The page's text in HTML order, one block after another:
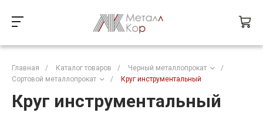
Главная / Каталог товаров / Черный металлопрокат
/
Сортовой металлопрокат
/ Круг инструментальный
Круг инструментальный